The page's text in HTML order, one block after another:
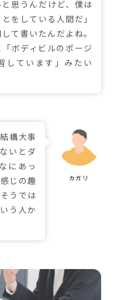
思うんだけど、僕は
をしている人間だ」
て書いたんだよね。
ボディビルのポージ
しています」みたい
構大事
いとダ
にあっ
じの趣
うでは
う人か